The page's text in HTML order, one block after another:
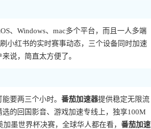
、Windows、mac多个平台，而且一人多端
小红书的实时赛事动态，三个设备同时加速
说，简直太方便了。
要两三个小时。 番茄加速器提供稳定无限流
的回国影音、游戏加速专线上，独享100M
墨世界杯决赛，全球华人都在看， 番茄加速